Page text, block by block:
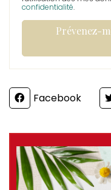
confidentialité.
Prévenez-
PartagerFacebook